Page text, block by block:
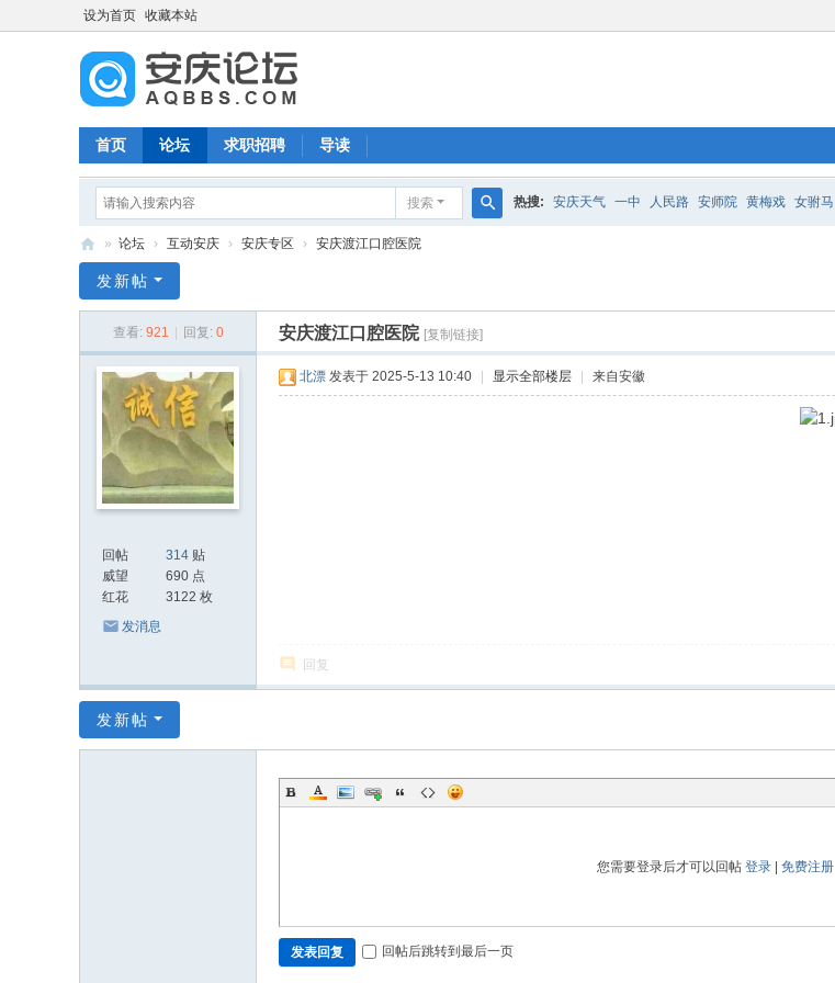
设为首页 收藏本站
首页 论坛 求职招聘 导读
搜索 热搜: 安庆天气 一中 人民路 安师院 黄梅戏 女驸马
庆
» 论坛 › 互动安庆 › 安庆专区 › 安庆渡江口腔医院
发新帖
查看: 921 回复: 0 安庆渡江口腔医院 [复制链接]
回帖 314 贴
威望
690 点
红花
3122 枚
发消息
北漂 发表于 2025-5-13 10:40 显示全部楼层 来自安徽
回复
发新帖
您需要登录后才可以回帖 登录| 免费注册
发表回复 回帖后跳转到最后一页